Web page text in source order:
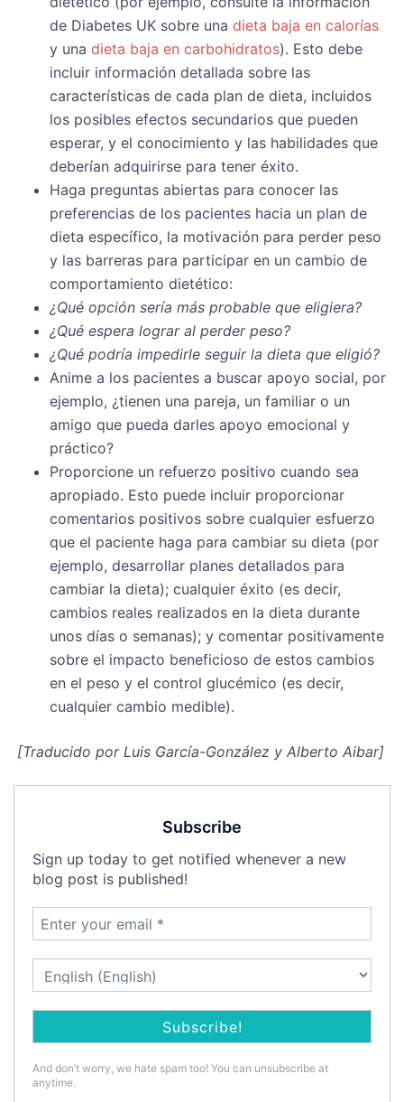
de Diabetes UK sobre una dieta baja en calorías
y una dieta baja en carbohidratos). Esto debe
incluir información detallada sobre las
características de cada plan de dieta, incluidos
los posibles efectos secundarios que pueden
esperar, y el conocimiento y las habilidades que
deberían adquirirse para tener éxito.
Haga preguntas abiertas para conocer las
preferencias de los pacientes hacia un plan de
dieta específico, la motivación para perder peso
y las barreras para participar en un cambio de
comportamiento dietético:
¿Qué opción sería más probable que eligiera?
¿Qué espera lograr al perder peso?
¿Qué podría impedirle seguir la dieta que eligió?
Anime a los pacientes a buscar apoyo social, por
ejemplo, ¿tienen una pareja, un familiar o un
amigo que pueda darles apoyo emocional y
práctico?
Proporcione un refuerzo positivo cuando sea
apropiado. Esto puede incluir proporcionar
comentarios positivos sobre cualquier esfuerzo
que el paciente haga para cambiar su dieta (por
ejemplo, desarrollar planes detallados para
cambiar la dieta); cualquier éxito (es decir,
cambios reales realizados en la dieta durante
unos días o semanas); y comentar positivamente
sobre el impacto beneficioso de estos cambios
en el peso y el control glucémico (es decir,
cualquier cambio medible).
[Traducido por Luis García-González y Alberto Aibar]
Subscribe
Sign up today to get notified whenever a new
blog post is published!
And don’t worry, we hate spam too! You can unsubscribe at
anytime.